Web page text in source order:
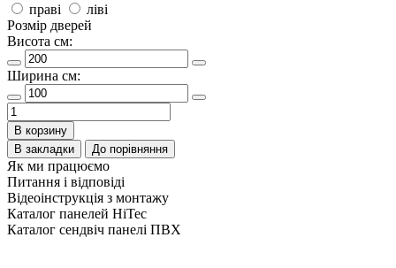
праві
ліві
Розмір дверей
Висота см:
Ширина см:
В корзину
В закладки
До порівняння
Як ми працюємо
Питання і відповіді
Відеоінструкція з монтажу
Каталог панелей HiTec
Каталог сендвіч панелі ПВХ